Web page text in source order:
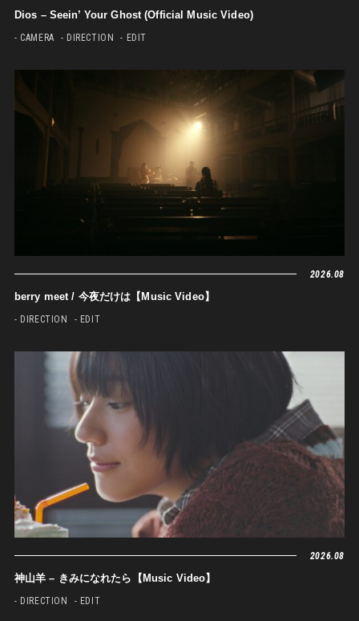
Dios – Seein’ Your Ghost (Official Music Video)
- CAMERA - DIRECTION - EDIT
2026.08
berry meet / 今夜だけは【Music Video】
- DIRECTION - EDIT
2026.08
神山羊 – きみになれたら【Music Video】
- DIRECTION - EDIT